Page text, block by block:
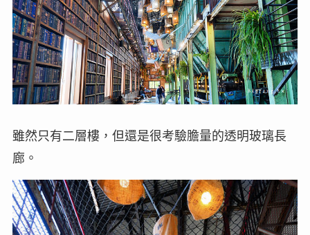
雖然只有二層樓，但還是很考驗膽量的透明玻璃長
廊。